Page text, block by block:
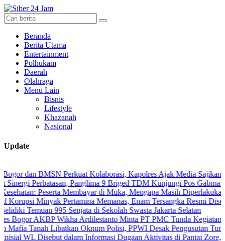
Beranda
Berita Utama
Entertainment
Polhukam
Daerah
Olahraga
Menu Lain
Bisnis
Lifestyle
Khazanah
Nasional
Update
BMSN Perkuat Kolaborasi, Kapolres Ajak Media Sajikan Informasi
Panglima 9 Briged TDM Kunjungi Pos Gabma Temajuk
Peserta Membayar di Muka, Mengapa Masih Diperlakukan
Minyak Pertamina Memanas, Enam Tersangka Resmi Diseret ke
995 Senjata di Sekolah Swasta Jakarta Selatan
Wikha Ardilestanto Minta PT PMC Tunda Kegiatan Demi
Libatkan Oknum Polisi, PPWI Desak Pengusutan Tuntas
Disebut dalam Informasi Dugaan Aktivitas di Pantai Zore, Bea